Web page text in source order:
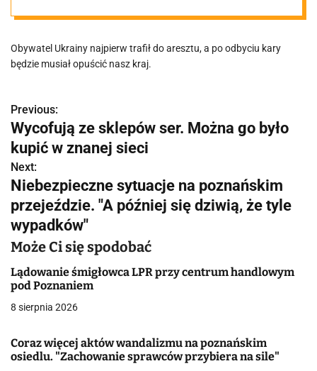
"Podstępem
wjechał do
Polski"
Obywatel Ukrainy najpierw trafił do aresztu, a po odbyciu kary
będzie musiał opuścić nasz kraj.
N
a
w
i
g
a
c
j
w
Previous:
Wycofują ze sklepów ser. Można go było
kupić w znanej sieci
Next:
Niebezpieczne sytuacje na poznańskim
przejeździe. "A później się dziwią, że tyle
wypadków"
Może Ci się spodobać
Lądowanie śmigłowca LPR przy centrum handlowym
pod Poznaniem
8 sierpnia 2026
Coraz więcej aktów wandalizmu na poznańskim
osiedlu. "Zachowanie sprawców przybiera na sile"